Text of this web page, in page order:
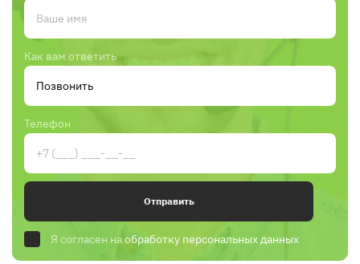
Как вам ответить
Телефон
Отправить
Я согласен наобработку персональных данных